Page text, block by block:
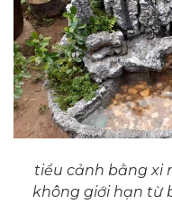
tiểu cảnh bằng xi
không giới hạn từ